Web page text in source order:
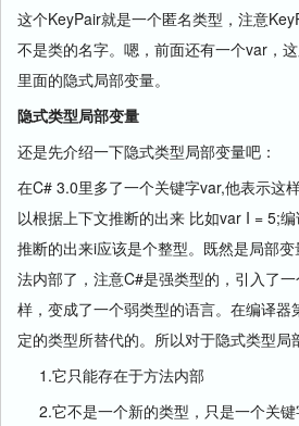
这个KeyPair就是一个匿名类型，注意
不是类的名字。嗯，前面还有一个var，
里面的隐式局部变量。
隐式类型局部变量
还是先介绍一下隐式类型局部变量吧：
在C# 3.0里多了一个关键字var,他表示这
以根据上下文推断的出来 比如var I = 5;
推断的出来i应该是个整型。既然是局部
法内部了，注意C#是强类型的，引入了
样，变成了一个弱类型的语言。在编译器
定的类型所替代的。所以对于隐式类型局
1.它只能存在于方法内部
2.它不是一个新的类型，只是一个关